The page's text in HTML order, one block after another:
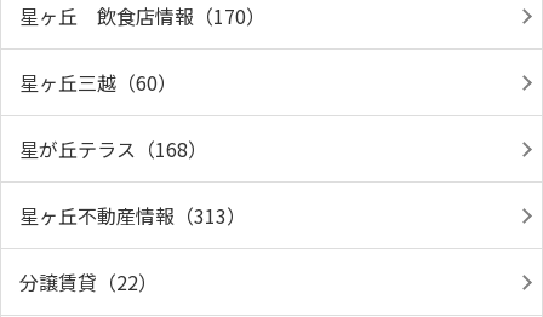
星ヶ丘 飲食店情報（170）
星ヶ丘三越（60）
星が丘テラス（168）
星ヶ丘不動産情報（313）
分譲賃貸（22）